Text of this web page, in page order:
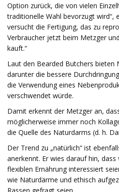
Option zurück, die von vielen
traditionelle Wahl bevorzugt wird“,
versucht die Fertigung, das zu
Verbraucher jetzt beim Metzger
kauft.“
Laut den Bearded Butchers bieten
darunter die bessere
die Verwendung eines
verschwendet würde.
Damit erkennt der Metzger an,
möglicherweise immer noch
die Quelle des Naturdarms (d. h.
Der Trend zu „natürlich“ ist
anerkennt. Er wies darauf hin,
flexiblen Ernährung interessiert
wie Naturdärme und ethisch